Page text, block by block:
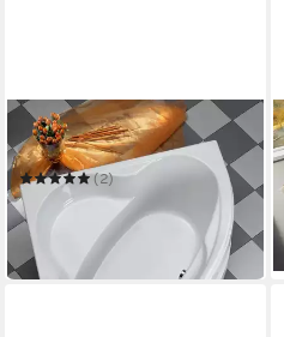
OTTOFOND
Eckwanne Sara
(2)
495,15 € UVP700,00 €
-29%
in 6-8 Werktagen bei dir